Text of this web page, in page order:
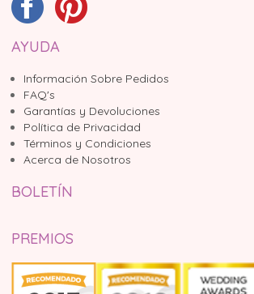
AYUDA
Información Sobre Pedidos
FAQ's
Garantías y Devoluciones
Política de Privacidad
Términos y Condiciones
Acerca de Nosotros
BOLETÍN
PREMIOS